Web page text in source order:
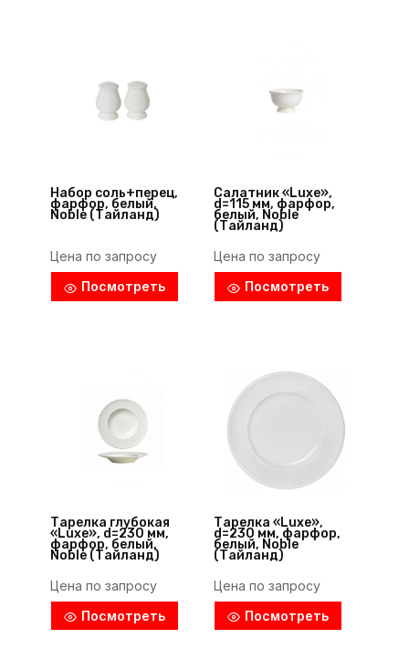
Набор соль+перец,
фарфор, белый,
Noble (Тайланд)
Цена по запросу
Посмотреть
Салатник «Luxe»,
d=115 мм, фарфор,
белый, Noble
(Тайланд)
Цена по запросу
Посмотреть
Тарелка глубокая
«Luxe», d=230 мм,
фарфор, белый,
Noble (Тайланд)
Цена по запросу
Посмотреть
Тарелка «Luxe»,
d=230 мм, фарфор,
белый, Noble
(Тайланд)
Цена по запросу
Посмотреть